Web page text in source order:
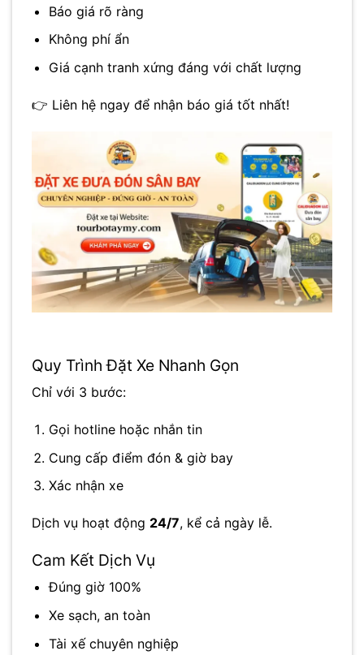
Báo giá rõ ràng
Không phí ẩn
Giá cạnh tranh xứng đáng với chất lượng
👉 Liên hệ ngay để nhận báo giá tốt nhất!
Quy Trình Đặt Xe Nhanh Gọn
Chỉ với 3 bước:
Gọi hotline hoặc nhắn tin
Cung cấp điểm đón & giờ bay
Xác nhận xe
Dịch vụ hoạt động 24/7, kể cả ngày lễ.
Cam Kết Dịch Vụ
Đúng giờ 100%
Xe sạch, an toàn
Tài xế chuyên nghiệp